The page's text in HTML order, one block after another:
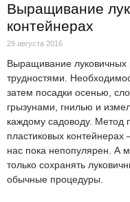
Выращивание
контейнерах
29 августа 2016
Выращивание луковичных
трудностями.
затем посадки осенью,
грызунами, гнилью и
каждому садоводу. Метод
пластиковых контейнерах
нас пока непопулярен. А
только сохранять
обычные процедуры.